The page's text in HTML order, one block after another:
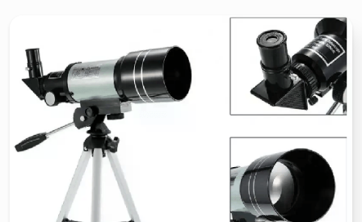
lucidatrice pavimenti
italia independent occhiali sole 0703 thin rotondo sun
pattumiera raccolta differenziata
elenco telefonico
asciuga capelli spazzola